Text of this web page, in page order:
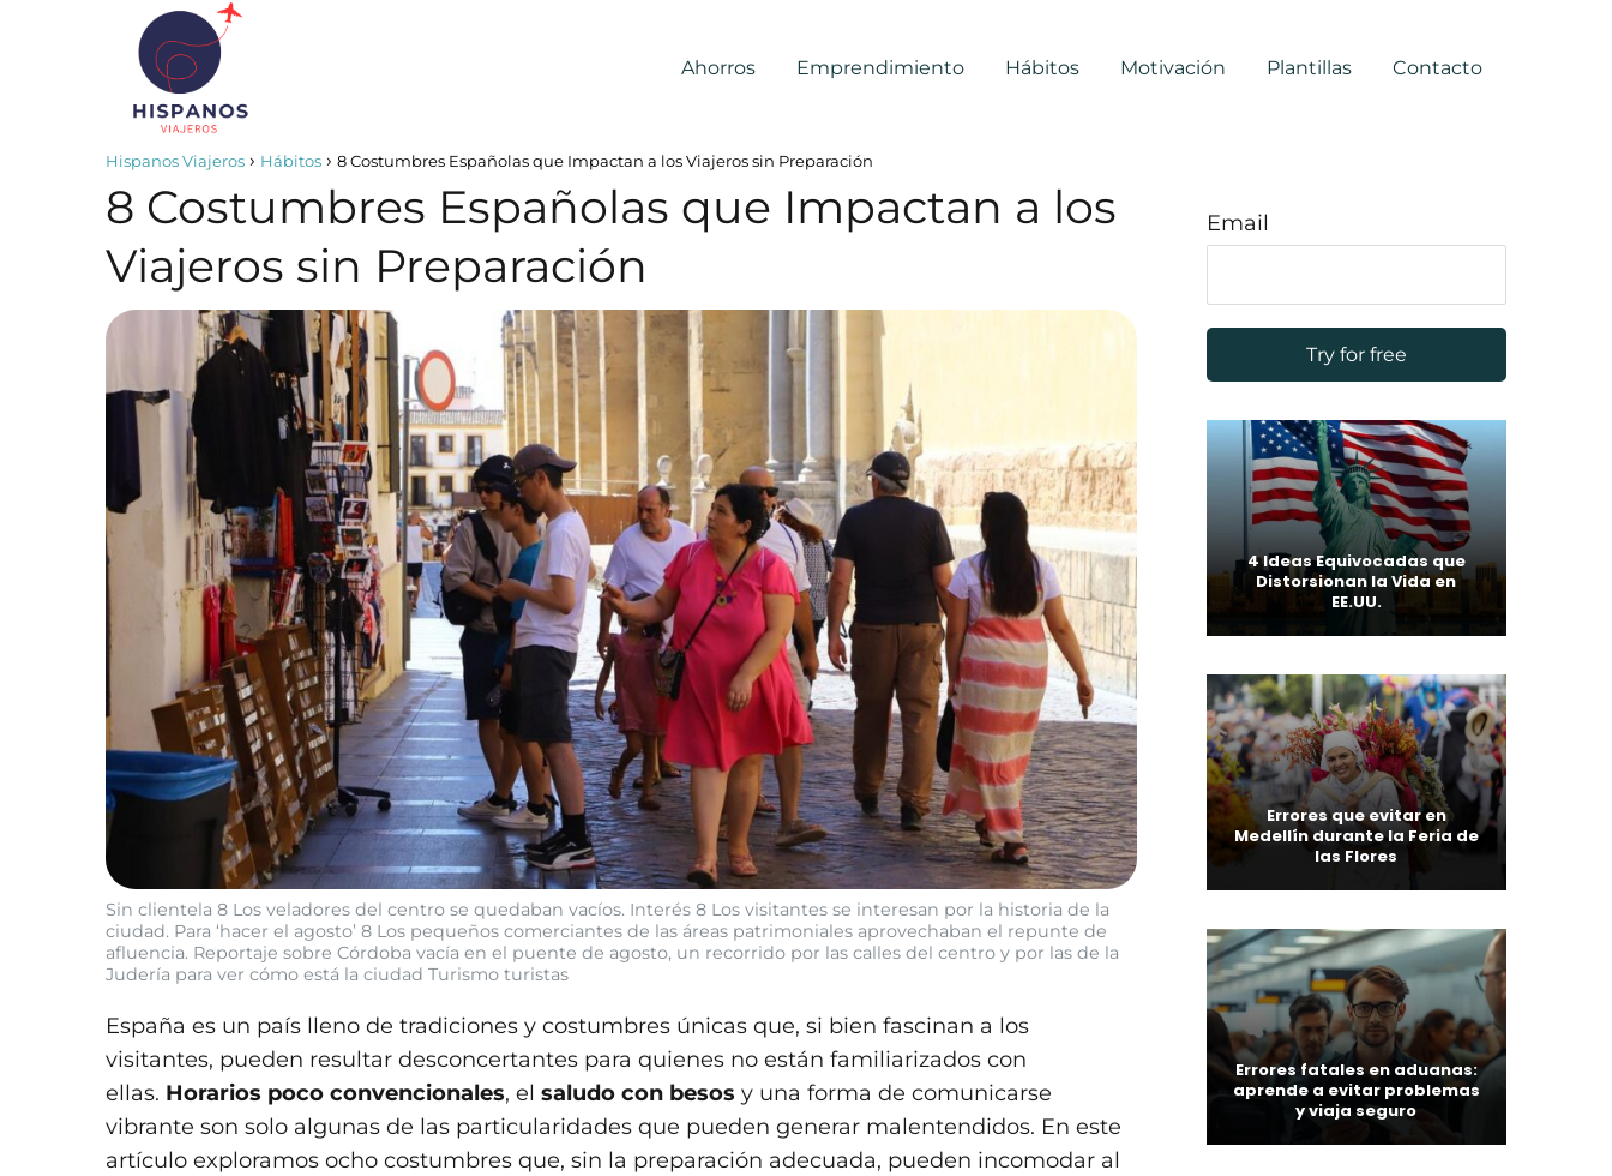
Ahorros Emprendimiento Hábitos Motivación Plantillas Contacto
Hispanos Viajeros Hábitos 8 Costumbres Españolas que Impactan a los Viajeros sin Preparación
8 Costumbres Españolas que Impactan a los
Viajeros sin Preparación
Sin clientela 8 Los veladores del centro se quedaban vacíos. Interés 8 Los visitantes se interesan por la historia de la
ciudad. Para ‘hacer el agosto’ 8 Los pequeños comerciantes de las áreas patrimoniales aprovechaban el repunte de
afluencia. Reportaje sobre Córdoba vacía en el puente de agosto, un recorrido por las calles del centro y por las de la
Judería para ver cómo está la ciudad Turismo turistas
España es un país lleno de tradiciones y costumbres únicas que, si bien fascinan a los
visitantes, pueden resultar desconcertantes para quienes no están familiarizados con
ellas. Horarios poco convencionales, el saludo con besos y una forma de comunicarse
vibrante son solo algunas de las particularidades que pueden generar malentendidos. En este
artículo exploramos ocho costumbres que, sin la preparación adecuada, pueden incomodar al
Email
4 Ideas Equivocadas que
Distorsionan la Vida en
EE.UU.
Errores que evitar en
Medellín durante la Feria de
las Flores
Errores fatales en aduanas:
aprende a evitar problemas
y viaja seguro